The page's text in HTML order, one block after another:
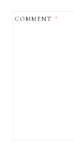
COMMENT*